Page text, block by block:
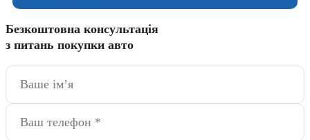
Безкоштовна консультація
з питань покупки авто